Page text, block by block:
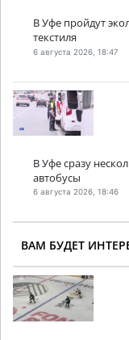
В Уфе пройдут
текстиля
6 августа 2026, 18:47
В Уфе сразу
автобусы
6 августа 2026, 18:46
ВАМ БУДЕТ